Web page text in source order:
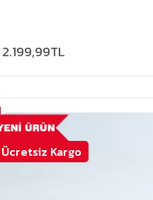
2.199,99TL
Ücretsiz Kargo